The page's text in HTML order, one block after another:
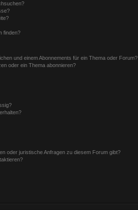
finden?
und einem Abonnements für ein Thema oder Forum?
oder ein Thema abonnieren?
oder juristische Anfragen zu diesem Forum gibt?